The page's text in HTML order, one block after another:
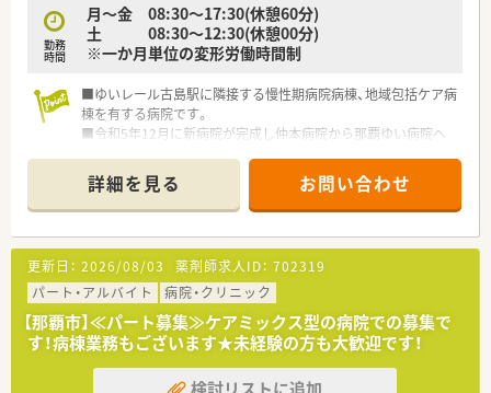
勤務
時間
月～金 08:30～17:30(休憩60分)
土 08:30～12:30(休憩00分)
※一か月単位の変形労働時間制
■ゆいレール古島駅に隣接する慢性期病院病棟、地域包括ケア病
棟を有する病院です。
■令和5年12月に新病院が完成し仲本病院から那覇ゆい病院へ
■療養病床48床、地域包括ケア病棟46床の計94床を有していま
す。
■職員専用駐車場は病院から徒歩12分程度です。
詳細を見る お問い合わせ
更新日： 2026/08/03 薬剤師求人ID： 702319
パート・アルバイト
病院・クリニック
【那覇市】≪パート募集≫ケアミックス型の病院での募集で
す！病棟業務もございます★未経験の方も大歓迎です！
検討リストに追加